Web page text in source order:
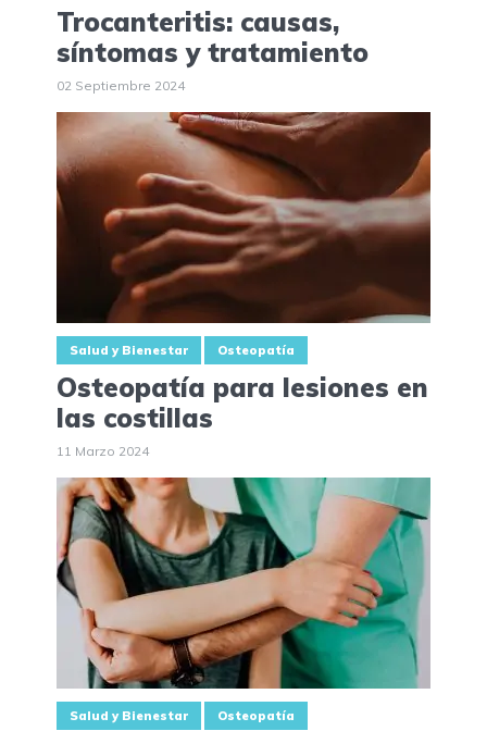
Trocanteritis: causas,
síntomas y tratamiento
02 Septiembre 2024
Salud y Bienestar Osteopatía
Osteopatía para lesiones en
las costillas
11 Marzo 2024
Salud y Bienestar Osteopatía